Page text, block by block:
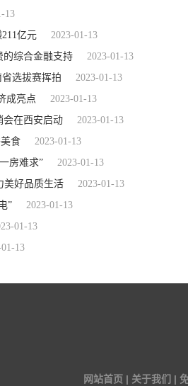
13
亿元
2023-01-13
的综合金融支持
2023-01-13
选拔赛挥拍
2023-01-13
成亮点
2023-01-13
会在西安启动
2023-01-13
食
2023-01-13
房难求”
2023-01-13
美好品质生活
2023-01-13
”
2023-01-13
01-13
13
网站首页 | 关于我们 |